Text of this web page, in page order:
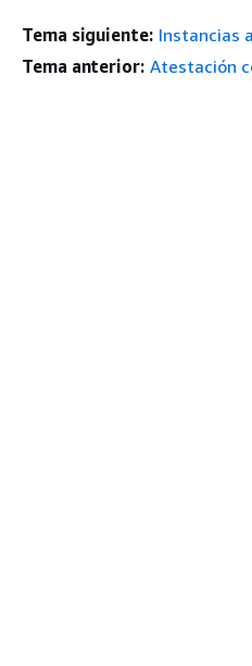
Tema siguiente: Instancias
Tema anterior: Atestación